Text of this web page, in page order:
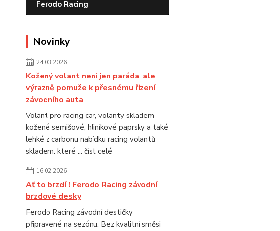
Ferodo Racing
Novinky
24.03.2026
Kožený volant není jen paráda, ale
výrazně pomuže k přesnému řízení
závodního auta
Volant pro racing car, volanty skladem
kožené semišové, hliníkové paprsky a také
lehké z carbonu nabídku racing volantů
skladem, které ... číst celé
16.02.2026
Ať to brzdí ! Ferodo Racing závodní
brzdové desky
Ferodo Racing závodní destičky
připravené na sezónu. Bez kvalitní směsi